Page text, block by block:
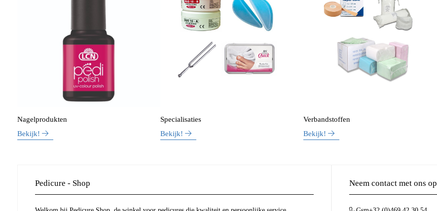
Nagelprodukten
Bekijk!
Specialisaties
Bekijk!
Verbandstoffen
Bekijk!
Pedicure - Shop Neem contact met ons op